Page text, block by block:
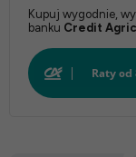
Biały:
Kupuj wygodnie,
banku Credit